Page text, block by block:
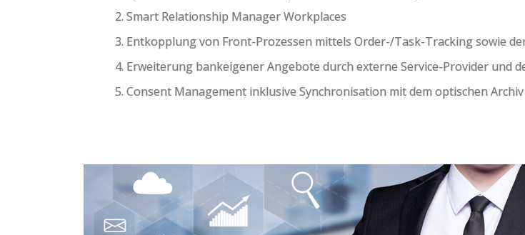
Smart Relationship Manager Workplaces
Entkopplung von Front-Prozessen mittels Order-/Task-Tracking sowie
Erweiterung bankeigener Angebote durch externe Service-Provider und
Consent Management inklusive Synchronisation mit dem optischen